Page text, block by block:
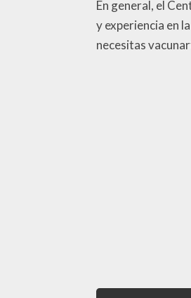
En general, el
y experiencia en
necesitas